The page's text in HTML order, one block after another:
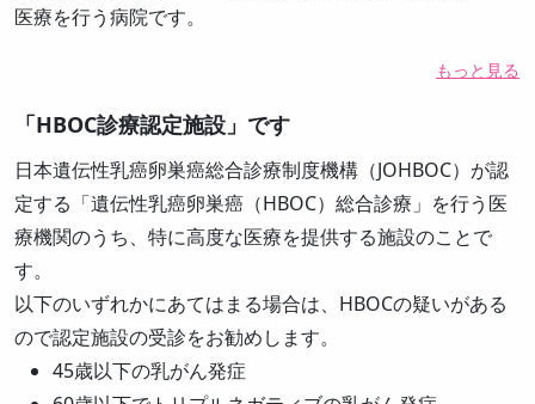
医療を行う病院です。
もっと見る
「HBOC診療認定施設」です
日本遺伝性乳癌卵巣癌総合診療制度機構（JOHBOC）が認
定する「遺伝性乳癌卵巣癌（HBOC）総合診療」を行う医
療機関のうち、特に高度な医療を提供する施設のことで
す。
以下のいずれかにあてはまる場合は、HBOCの疑いがある
ので認定施設の受診をお勧めします。
45歳以下の乳がん発症